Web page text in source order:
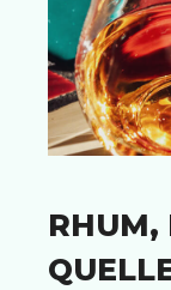
RHUM,